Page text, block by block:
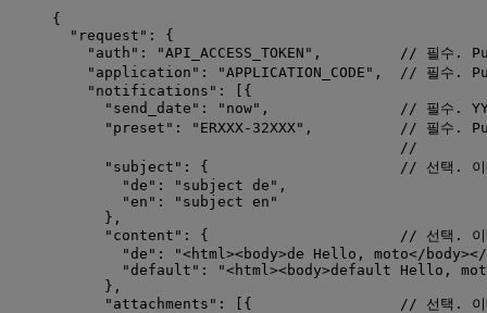
{
"request" : {
"auth" : "API_ACCESS_TOKEN " ,
// 필수.
"application" : "APPLICATION_CODE " ,
// 필수.
"notifications" : [{
"send_date" : " now" ,
// 필수.
"preset" : " ERXXX-32XXX" ,
// 필수.
//
"subject" : {
// 선택. 이
"de" : " subject de " ,
"en" : " subject en "
},
"content" : {
// 선택. 이
"de" : "<html><body>de Hello, moto</
"default" : "<html><body>default Hello,
},
"attachments" : [{
// 선택. 이